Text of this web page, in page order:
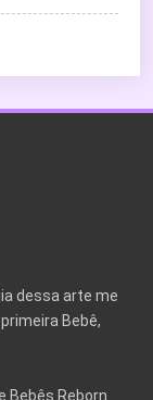
dessa arte me
Bebê,
Bebês Reborn